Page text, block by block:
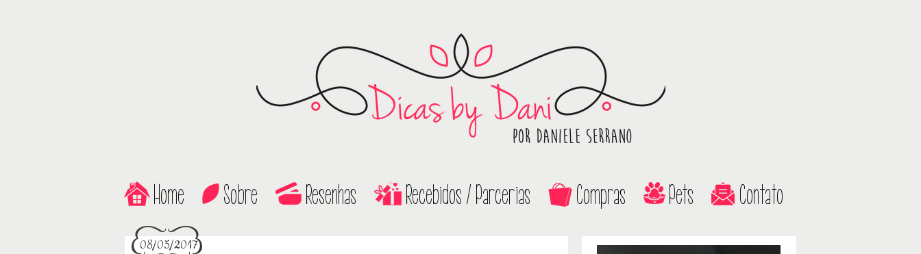
Home Sobre Resenhas Recebidos / Parcerias Compras Pets Contato
08/05/2017